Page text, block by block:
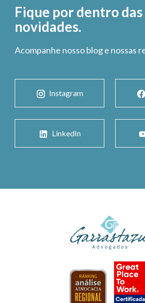
Fique por dentro das
novidades.
Acompanhe nosso blog e nossas
Instagram
LinkedIn